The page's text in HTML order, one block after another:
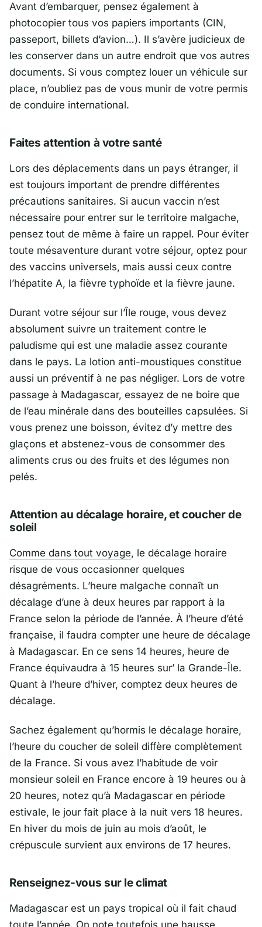
Avant d’embarquer, pensez également à
photocopier tous vos papiers importants (CIN,
passeport, billets d’avion…). Il s’avère judicieux de
les conserver dans un autre endroit que vos autres
documents. Si vous comptez louer un véhicule sur
place, n’oubliez pas de vous munir de votre permis
de conduire international.
Faites attention à votre santé
Lors des déplacements dans un pays étranger, il
est toujours important de prendre différentes
précautions sanitaires. Si aucun vaccin n’est
nécessaire pour entrer sur le territoire malgache,
pensez tout de même à faire un rappel. Pour éviter
toute mésaventure durant votre séjour, optez pour
des vaccins universels, mais aussi ceux contre
l’hépatite A, la fièvre typhoïde et la fièvre jaune.
Durant votre séjour sur l’Île rouge, vous devez
absolument suivre un traitement contre le
paludisme qui est une maladie assez courante
dans le pays. La lotion anti-moustiques constitue
aussi un préventif à ne pas négliger. Lors de votre
passage à Madagascar, essayez de ne boire que
de l’eau minérale dans des bouteilles capsulées. Si
vous prenez une boisson, évitez d’y mettre des
glaçons et abstenez-vous de consommer des
aliments crus ou des fruits et des légumes non
pelés.
Attention au décalage horaire, et coucher de
soleil
Comme dans tout voyage, le décalage horaire
risque de vous occasionner quelques
désagréments. L’heure malgache connaît un
décalage d’une à deux heures par rapport à la
France selon la période de l’année. À l’heure d’été
française, il faudra compter une heure de décalage
à Madagascar. En ce sens 14 heures, heure de
France équivaudra à 15 heures sur’ la Grande-Île.
Quant à l’heure d’hiver, comptez deux heures de
décalage.
Sachez également qu’hormis le décalage horaire,
l’heure du coucher de soleil diffère complètement
de la France. Si vous avez l’habitude de voir
monsieur soleil en France encore à 19 heures ou à
20 heures, notez qu’à Madagascar en période
estivale, le jour fait place à la nuit vers 18 heures.
En hiver du mois de juin au mois d’août, le
crépuscule survient aux environs de 17 heures.
Renseignez-vous sur le climat
Madagascar est un pays tropical où il fait chaud
toute l’année. On note toutefois une hausse